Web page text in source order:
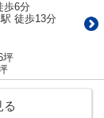
歩6分
徒歩13分
坪
る